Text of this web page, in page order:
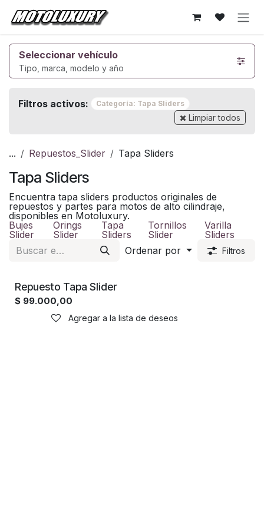
Ir al contenido
Seleccionar vehículo
Tipo, marca, modelo y año
Filtros activos: Categoría: Tapa Sliders
Limpiar todos
... Repuestos_Slider Tapa Sliders
Tapa Sliders
Encuentra tapa sliders productos originales de
repuestos y partes para motos de alto cilindraje,
disponibles en Motoluxury.
Bujes
Slider
Orings
Slider
Tapa
Sliders
Tornillos
Slider
Varilla
Sliders
Ordenar por
Filtros
Repuesto Tapa Slider
$ 99.000,00
Agregar a la lista de deseos